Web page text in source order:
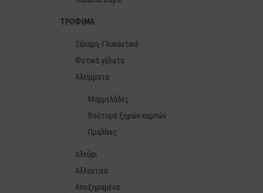
ΤΡΟΦΙΜΑ
Ζάχαρη-Γλυκαντικά
Φυτικά γάλατα
Αλείμματα
Μαρμελάδες
Βούτυρα ξηρών καρπών
Πραλίνες
Αλεύρι
Αλλαντικά
Αποξηραμένα